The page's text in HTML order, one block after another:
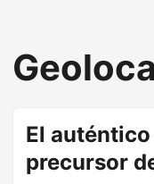
El
precursor
¡Hola! Soy tu